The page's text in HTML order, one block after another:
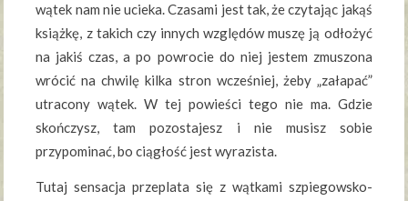
wątek nam nie ucieka. Czasami jest tak, że czytając jakąś
książkę, z takich czy innych względów muszę ją odłożyć
na jakiś czas, a po powrocie do niej jestem zmuszona
wrócić na chwilę kilka stron wcześniej, żeby „załapać”
utracony wątek. W tej powieści tego nie ma. Gdzie
skończysz, tam pozostajesz i nie musisz sobie
przypominać, bo ciągłość jest wyrazista.
Tutaj sensacja przeplata się z wątkami szpiegowsko-